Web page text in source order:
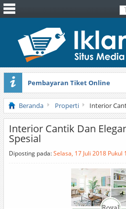
Pembayaran Tiket Online
Masker Sprilulina Tiens
Beranda Properti Interior Cantik
Interior Cantik Dan
Spesial
Diposting pada:Selasa, 17 Juli 2018 Pukul